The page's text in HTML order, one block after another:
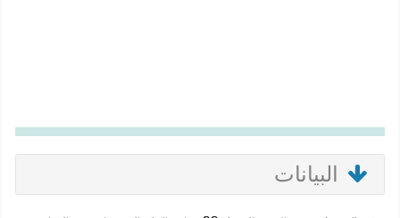
البيانات